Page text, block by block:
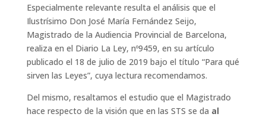
Especialmente relevante resulta el análisis que el
Ilustrísimo Don José María Fernández Seijo,
Magistrado de la Audiencia Provincial de Barcelona,
realiza en el Diario La Ley, nº9459, en su artículo
publicado el 18 de julio de 2019 bajo el título “Para qué
sirven las Leyes”, cuya lectura recomendamos.
Del mismo, resaltamos el estudio que el Magistrado
hace respecto de la visión que en las STS se da al